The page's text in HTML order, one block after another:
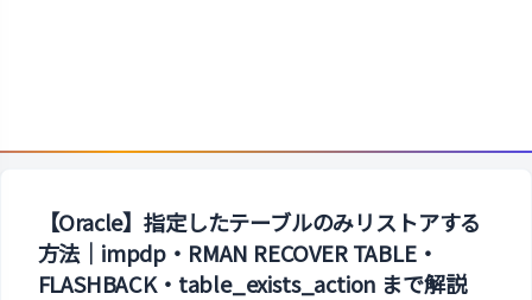
【Oracle】指定したテーブルのみリストアする
方法｜impdp・RMAN RECOVER TABLE・
FLASHBACK・table_exists_action まで解説